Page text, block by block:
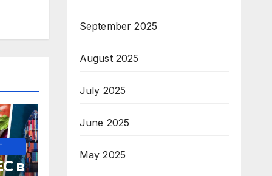
в
September 2025
August 2025
July 2025
June 2025
May 2025